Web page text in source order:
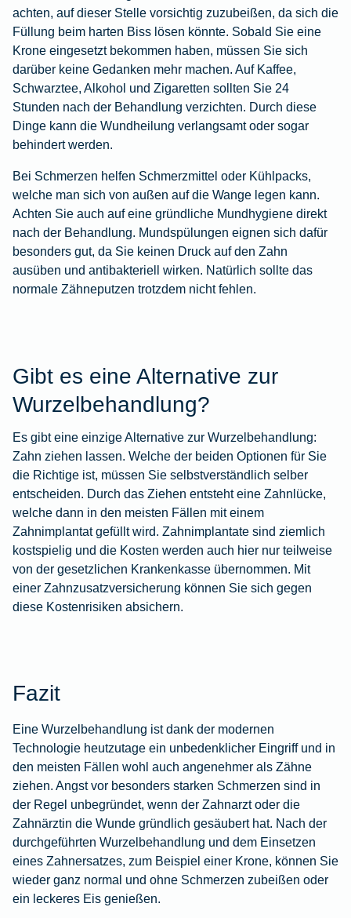
achten, auf dieser Stelle vorsichtig zuzubeißen, da sich die
Füllung beim harten Biss lösen könnte. Sobald Sie eine
Krone eingesetzt bekommen haben, müssen Sie sich
darüber keine Gedanken mehr machen. Auf Kaffee,
Schwarztee, Alkohol und Zigaretten sollten Sie 24
Stunden nach der Behandlung verzichten. Durch diese
Dinge kann die Wundheilung verlangsamt oder sogar
behindert werden.
Bei Schmerzen helfen Schmerzmittel oder Kühlpacks,
welche man sich von außen auf die Wange legen kann.
Achten Sie auch auf eine gründliche Mundhygiene direkt
nach der Behandlung. Mundspülungen eignen sich dafür
besonders gut, da Sie keinen Druck auf den Zahn
ausüben und antibakteriell wirken. Natürlich sollte das
normale Zähneputzen trotzdem nicht fehlen.
Gibt es eine Alternative zur
Wurzelbehandlung?
Es gibt eine einzige Alternative zur Wurzelbehandlung:
Zahn ziehen lassen. Welche der beiden Optionen für Sie
die Richtige ist, müssen Sie selbstverständlich selber
entscheiden. Durch das Ziehen entsteht eine Zahnlücke,
welche dann in den meisten Fällen mit einem
Zahnimplantat gefüllt wird. Zahnimplantate sind ziemlich
kostspielig und die Kosten werden auch hier nur teilweise
von der gesetzlichen Krankenkasse übernommen. Mit
einer Zahnzusatzversicherung können Sie sich gegen
diese Kostenrisiken absichern.
Fazit
Eine Wurzelbehandlung ist dank der modernen
Technologie heutzutage ein unbedenklicher Eingriff und in
den meisten Fällen wohl auch angenehmer als Zähne
ziehen. Angst vor besonders starken Schmerzen sind in
der Regel unbegründet, wenn der Zahnarzt oder die
Zahnärztin die Wunde gründlich gesäubert hat. Nach der
durchgeführten Wurzelbehandlung und dem Einsetzen
eines Zahnersatzes, zum Beispiel einer Krone, können Sie
wieder ganz normal und ohne Schmerzen zubeißen oder
ein leckeres Eis genießen.